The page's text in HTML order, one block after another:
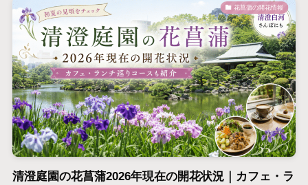
花菖蒲の開花情報
清澄庭園の花菖蒲2026年現在の開花状況｜カフェ・ラ